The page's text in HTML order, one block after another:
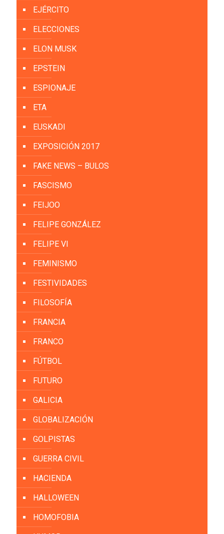
EJÉRCITO
ELECCIONES
ELON MUSK
EPSTEIN
ESPIONAJE
ETA
EUSKADI
EXPOSICIÓN 2017
FAKE NEWS – BULOS
FASCISMO
FEIJOO
FELIPE GONZÁLEZ
FELIPE VI
FEMINISMO
FESTIVIDADES
FILOSOFÍA
FRANCIA
FRANCO
FÚTBOL
FUTURO
GALICIA
GLOBALIZACIÓN
GOLPISTAS
GUERRA CIVIL
HACIENDA
HALLOWEEN
HOMOFOBIA